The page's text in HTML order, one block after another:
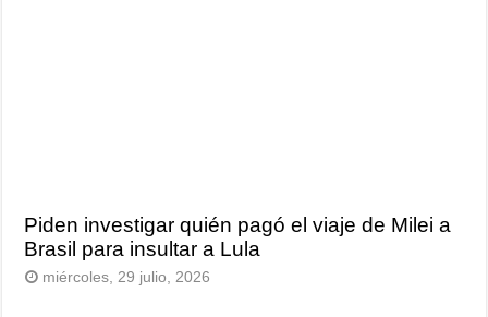
Piden investigar quién pagó el viaje de Milei a
Brasil para insultar a Lula
miércoles, 29 julio, 2026